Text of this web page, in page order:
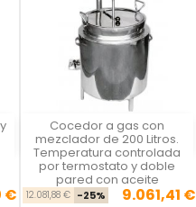
€
Cocedor a gas con
mezclador de 200 Litros.
Temperatura controlada
por termostato y doble
pared con aceite
Precio base
12.081,88 € -25% Precio
9.061,41 €

Vista rápida